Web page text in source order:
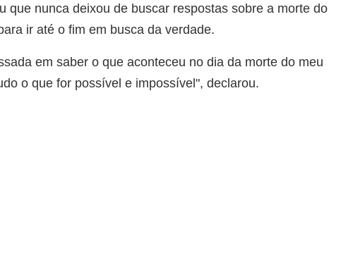
que nunca deixou de buscar respostas sobre a morte do
ir até o fim em busca da verdade.
em saber o que aconteceu no dia da morte do meu
o que for possível e impossível", declarou.